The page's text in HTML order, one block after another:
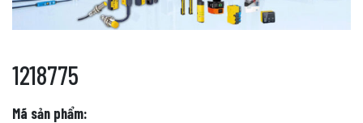
1218775
Mã sản phẩm: